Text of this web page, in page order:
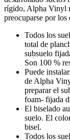
rígido, Alpha Vinyl
preocuparse por los
Todos los
total de
subsuelo
Son 100 %
Puede
de Alpha
preparar el
foam- fijada
El biselado
suelo. El
bisel.
Todos los